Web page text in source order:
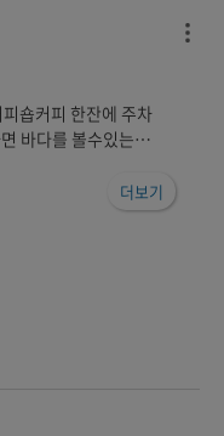
숍커피 한잔에 주차
바다를 볼수있는게
더보기